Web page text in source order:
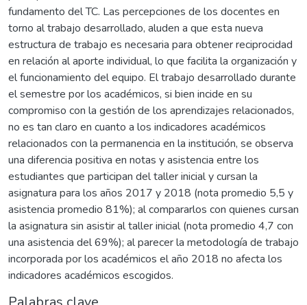
fundamento del TC. Las percepciones de los docentes en
torno al trabajo desarrollado, aluden a que esta nueva
estructura de trabajo es necesaria para obtener reciprocidad
en relación al aporte individual, lo que facilita la organización y
el funcionamiento del equipo. El trabajo desarrollado durante
el semestre por los académicos, si bien incide en su
compromiso con la gestión de los aprendizajes relacionados,
no es tan claro en cuanto a los indicadores académicos
relacionados con la permanencia en la institución, se observa
una diferencia positiva en notas y asistencia entre los
estudiantes que participan del taller inicial y cursan la
asignatura para los años 2017 y 2018 (nota promedio 5,5 y
asistencia promedio 81%); al compararlos con quienes cursan
la asignatura sin asistir al taller inicial (nota promedio 4,7 con
una asistencia del 69%); al parecer la metodología de trabajo
incorporada por los académicos el año 2018 no afecta los
indicadores académicos escogidos.